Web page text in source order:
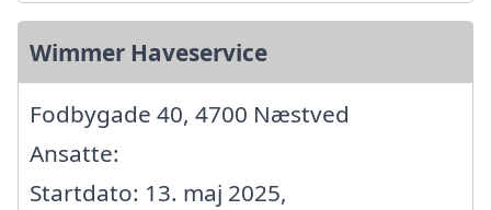
Wimmer Haveservice
Fodbygade 40, 4700 Næstved
Ansatte:
Startdato: 13. maj 2025,